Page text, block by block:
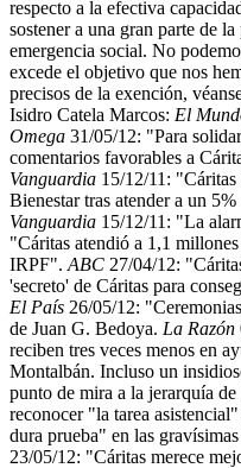
respecto a la efectiva
sostener a una gran parte de
emergencia social. No
excede el objetivo que nos
precisos de la exención,
Isidro Catela Marcos: El
Omega 31/05/12: "Para
comentarios favorables a
Vanguardia 15/12/11: "Cáritas
Bienestar tras atender a un
Vanguardia 15/12/11: "La
"Cáritas atendió a 1,1
IRPF". ABC 27/04/12:
'secreto' de Cáritas para
El País 26/05/12:
de Juan G. Bedoya. La Razón
reciben tres veces menos en
Montalbán. Incluso un
punto de mira a la jerarquía
reconocer "la tarea
dura prueba" en las
23/05/12: "Cáritas merece